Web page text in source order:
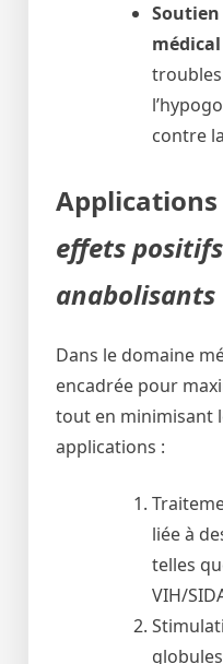
médical
contre
Applications
effets
anabolisants
Dans le domaine
encadrée pour
tout en minimisant
applications :
liée à
telles
VIH/